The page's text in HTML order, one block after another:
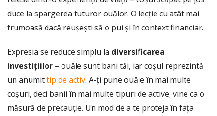
duce la spargerea tuturor ouălor. O lecție cu atât mai
frumoasă dacă reușești să o pui și în context financiar.
Expresia se reduce simplu la diversificarea
investițiilor – ouăle sunt bani tăi, iar coșul reprezintă
un anumittip de activ. A-ți pune ouăle în mai multe
coșuri, deci banii în mai multe tipuri de active, vine ca o
măsură de precauție. Un mod de a te proteja în fața